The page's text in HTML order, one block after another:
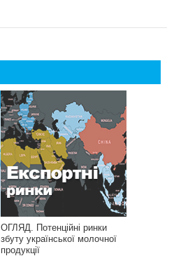
ОГЛЯД. Потенційні ринки
збуту української молочної
продукції